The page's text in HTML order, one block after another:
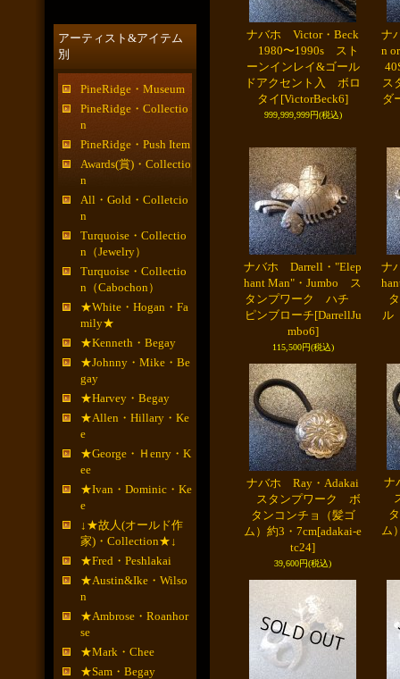
アーティスト&アイテム
別
PineRidge・Museum
PineRidge・Collectio
n
PineRidge・Push Item
Awards(賞)・Collectio
n
All・Gold・Colletcio
n
Turquoise・Collectio
n（Jewelry）
Turquoise・Collectio
n（Cabochon）
★White・Hogan・Fa
mily★
★Kenneth・Begay
★Johnny・Mike・Be
gay
★Harvey・Begay
★Allen・Hillary・Ke
e
★George・Ｈenry・K
ee
★Ivan・Dominic・Ke
e
↓★故人(オールド作
家)・Collection★↓
★Fred・Peshlakai
★Austin&Ike・Wilso
n
★Ambrose・Roanhor
se
★Mark・Chee
★Sam・Begay
ナバホ Victor・Beck
1980〜1990s スト
ーンインレイ&ゴール
ドアクセント入 ボロ
タイ [VictorBeck6]
999,999,999円(税込)
ナ
n
ス
ダ
ナバホ Darrell・"Elep
hant Man"・Jumbo ス
タンプワーク ハチ
ピンブローチ[DarrellJu
mbo6]
115,500円(税込)
ナ
ル
ナバホ Ray・Adakai
スタンプワーク ボ
タンコンチョ（髪ゴ
ム）約3・7cm[adakai-e
tc24]
39,600円(税込)
ナ
ム